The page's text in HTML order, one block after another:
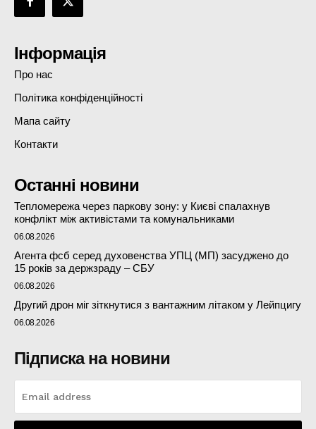
Інформація
Про нас
Політика конфіденційності
Мапа сайту
Контакти
Останні новини
Тепломережа через паркову зону: у Києві спалахнув
конфлікт між активістами та комунальниками
06.08.2026
Агента фсб серед духовенства УПЦ (МП) засуджено до
15 років за держзраду – СБУ
06.08.2026
Другий дрон міг зіткнутися з вантажним літаком у Лейпцигу
06.08.2026
Підписка на новини